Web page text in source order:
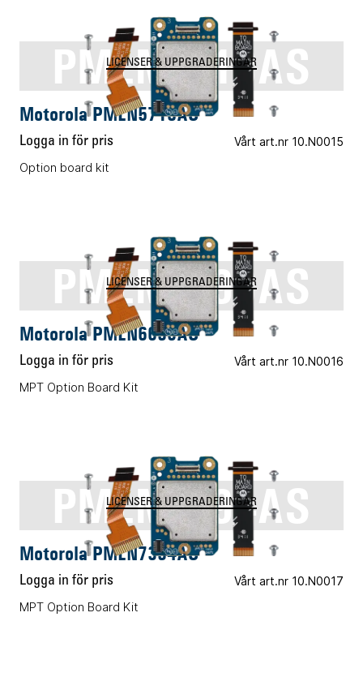
PMLN5718AS
LICENSER & UPPGRADERINGAR
Motorola PMLN5718AS
Logga in för pris Vårt art.nr 10.N0015
Option board kit
PMLN6696AS
LICENSER & UPPGRADERINGAR
Motorola PMLN6696AS
Logga in för pris Vårt art.nr 10.N0016
MPT Option Board Kit
PMLN7394AS
LICENSER & UPPGRADERINGAR
Motorola PMLN7394AS
Logga in för pris Vårt art.nr 10.N0017
MPT Option Board Kit